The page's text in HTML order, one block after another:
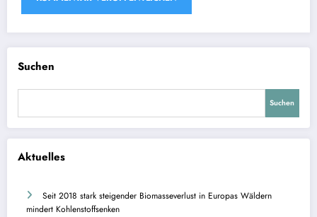
Suchen
Suchen
Aktuelles
Seit 2018 stark steigender Biomasseverlust in Europas Wäldern
mindert Kohlenstoffsenken